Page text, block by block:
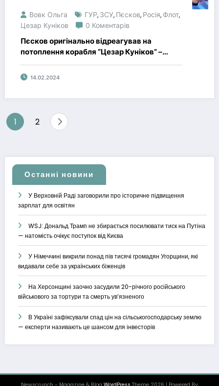
Вовк Ольга ГУР, ЗСУ, Пєсков, Росія, Флот,
Цезар Куніков
0 Коментарів
Пєсков оригінально відреагував на
потоплення корабля “Цезар Куніков” –
відправив до Шойгу
14.02.2024
Пагінація
1 2
Останні новини
У Верховній Раді заговорили про історичне підвищення
зарплат для освітян
WSJ: Дональд Трамп не збирається посилювати тиск на Путіна
— натомість очікує поступок від Києва
У Німеччині викрили понад пів тисячі громадян Угорщини, які
видавали себе за українських біженців
На Херсонщині заочно засудили 20-річного російського
військового за тортури та смерть ув’язненого
В Україні зафіксували спад цін на сільськогосподарську землю
— експерти називають це шансом для інвесторів